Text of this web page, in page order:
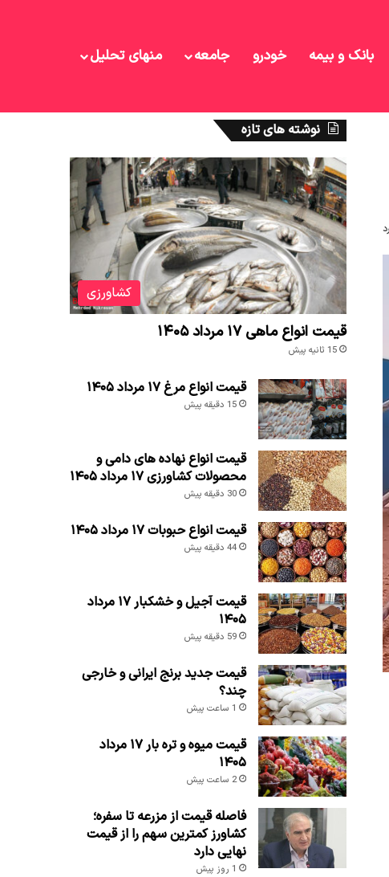
بانک و بیمه خودرو جامعه منهای تحلیل
نوشته های تازه
کشاورزی
قیمت انواع ماهی ۱۷ مرداد ۱۴۰۵
15 ثانیه پیش
قیمت انواع مرغ ۱۷ مرداد ۱۴۰۵
15 دقیقه پیش
قیمت انواع نهاده های دامی و
محصولات کشاورزی ۱۷ مرداد ۱۴۰۵
30 دقیقه پیش
قیمت انواع حبوبات ۱۷ مرداد ۱۴۰۵
44 دقیقه پیش
قیمت آجیل و خشکبار ۱۷ مرداد
۱۴۰۵
59 دقیقه پیش
قیمت جدید برنج ایرانی و خارجی
چند؟
1 ساعت پیش
قیمت میوه و تره بار ۱۷ مرداد
۱۴۰۵
2 ساعت پیش
فاصله قیمت از مزرعه تا سفره؛
کشاورز کمترین سهم را از قیمت
نهایی دارد
1 روز پیش